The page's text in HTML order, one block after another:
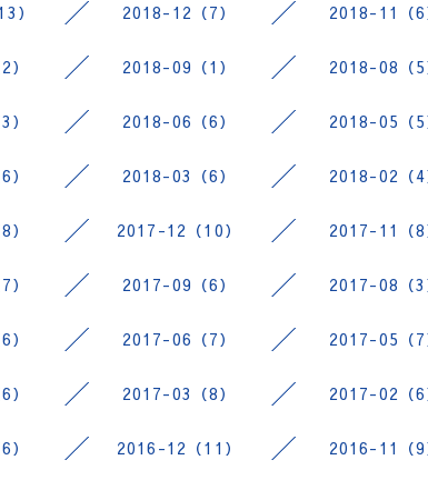
） 2018-12（7） 2018-11（6
2018-09（1） 2018-08（5
2018-06（6） 2018-05（5
2018-03（6） 2018-02（4
2017-12（10） 2017-11（8
2017-09（6） 2017-08（3
2017-06（7） 2017-05（7
2017-03（8） 2017-02（6
2016-12（11） 2016-11（9